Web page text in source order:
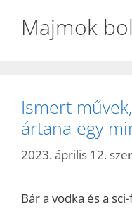
Majmok
Ismert
ártana egy
2023. április 12.
Bár a vodka és a